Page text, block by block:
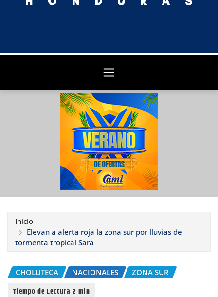
Inicio
Elevan a alerta roja la zona sur por lluvias de
tormenta tropical Sara
CHOLUTECA NACIONALES ZONA SUR